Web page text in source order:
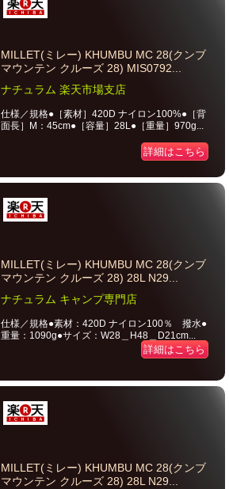
MILLET(ミレー) KHUMBU MC 28(クンブ
マウンテン クルーズ 28) MIS0792...
ナチュラム 楽天市場支店
仕様／規格●［素材］420D ナイロン100%●［背
面長］M：45cm●［容量］28L●［重量］970g...
詳細はこちら
MILLET(ミレー) KHUMBU MC 28(クンブ
マウンテン クルーズ 28) 28L N29...
ナチュラム キャンプ専門店
仕様／規格●素材：420D ナイロン100％ 撥水●
重量：1090g●サイズ：W28＿H48＿D21cm...
詳細はこちら
MILLET(ミレー) KHUMBU MC 28(クンブ
マウンテン クルーズ 28) 28L N29...